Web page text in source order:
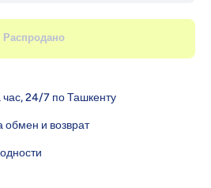
Сухая
Распродано
24/7 по Ташкенту
обмен и возврат